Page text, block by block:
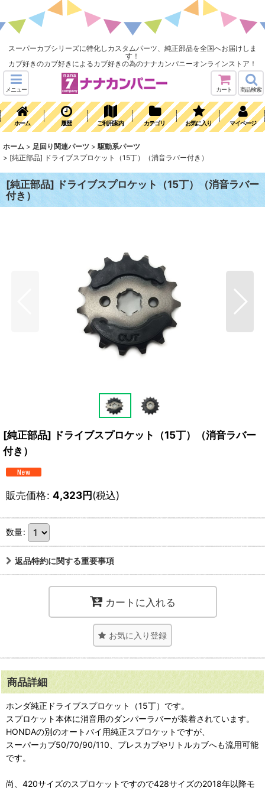
スーパーカブシリーズに特化しカスタムパーツ、純正部品を全国へお届けしま
す！
カブ好きのカブ好きによるカブ好きの為のナナカンパニーオンラインストア！
メニュー カート 商品検索
ホーム 履歴 ご利用案内 カテゴリ お気に入り マイページ
ホーム > 足回り関連パーツ > 駆動系パーツ
> [純正部品] ドライブスプロケット（15丁）（消音ラバー付き）
[純正部品] ドライブスプロケット（15丁）（消音ラバー
付き）
[純正部品] ドライブスプロケット（15丁）（消音ラバー
付き）
販売価格: 4,323円(税込)
数量:
返品特約に関する重要事項
カートに入れる
お気に入り登録
商品詳細
ホンダ純正ドライブスプロケット（15丁）です。
スプロケット本体に消音用のダンパーラバーが装着されています。
HONDAの別のオートバイ用純正スプロケットですが、
スーパーカブ50/70/90/110、プレスカブやリトルカブへも流用可能
です。
尚、420サイズのスプロケットですので428サイズの2018年以降モ